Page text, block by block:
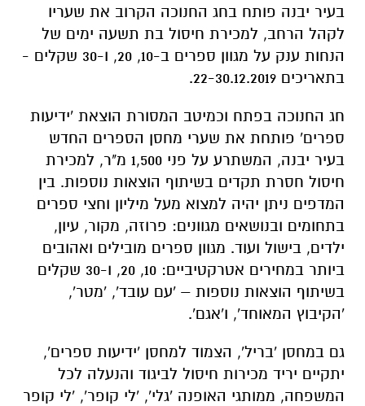
בעיר יבנה פותח בחג החנוכה הקרוב את שעריו
לקהל הרחב, למכירת חיסול בת תשעה ימים של
הנחות ענק על מגוון ספרים ב-10, 20, ו-30 שקלים -
בתאריכים 22-30.12.2019.
חג החנוכה בפתח וכמיטב המסורת הוצאת 'ידיעות
ספרים' פותחת את שערי מחסן הספרים החדש
בעיר יבנה, המשתרע על פני 1,500 מ"ר, למכירת
חיסול חסרת תקדים בשיתוף הוצאות נוספות. בין
המדפים ניתן יהיה למצוא מעל מיליון וחצי ספרים
בתחומים ובנושאים מגוונים: פרוזה, מקור, עיון,
ילדים, בישול ועוד. מגוון ספרים מובילים ואהובים
ביותר במחירים אטרקטיביים: 10, 20, ו-30 שקלים
בשיתוף הוצאות נוספות – 'עם עובד', 'מטר',
'הקיבוץ המאוחד', ו'אגם'.
גם במחסן 'בריל', הצמוד למחסן 'ידיעות ספרים',
יתקיים יריד מכירות חיסול לביגוד והנעלה לכל
המשפחה, ממותגי האופנה 'גלי', 'לי קופר', 'לי קופר